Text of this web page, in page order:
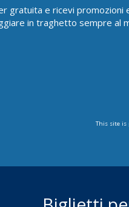
gratuita e ricevi promozioni
in traghetto sempre al
This site is